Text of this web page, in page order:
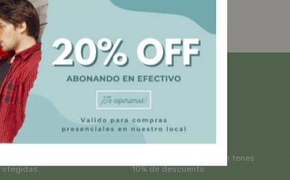
de pago, tus
En nuestro local abonado en efectivo tenes
10% de descuento.